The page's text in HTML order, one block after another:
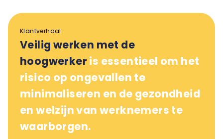
Klantverhaal
Veilig werken met de
hoogwerker is essentieel om het
risico op ongevallen te
minimaliseren en de gezondheid
en welzijn van werknemers te
waarborgen.